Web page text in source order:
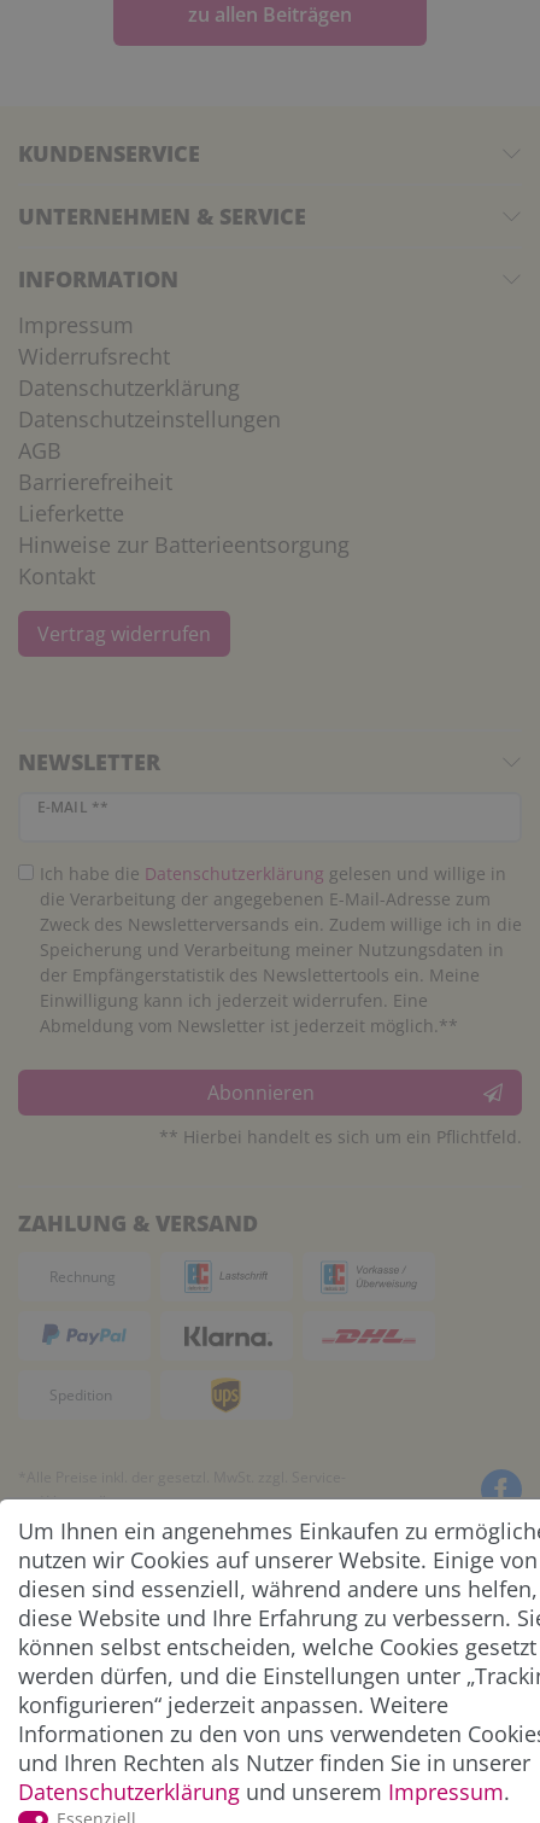
zu allen Beiträgen
KUNDENSERVICE
UNTERNEHMEN & SERVICE
INFORMATION
Impressum
Widerrufsrecht
Datenschutzerklärung
Datenschutzeinstellungen
AGB
Barrierefreiheit
Lieferkette
Hinweise zur Batterieentsorgung
Kontakt
Vertrag widerrufen
NEWSLETTER
E-MAIL **
Newsletter Honig
Ich habe die Daten­schutz­erklärung gelesen und willige in
die Verarbeitung der angegebenen E-Mail-Adresse zum
Zweck des Newsletterversands ein. Zudem willige ich in die
Speicherung und Verarbeitung meiner Nutzungsdaten in
der Empfängerstatistik des Newslettertools ein. Meine
Einwilligung kann ich jederzeit widerrufen. Eine
Abmeldung vom Newsletter ist jederzeit möglich.**
Abonnieren
** Hierbei handelt es sich um ein Pflichtfeld.
ZAHLUNG & VERSAND
und Versandkosten
Um Ihnen ein angenehmes Einkaufen zu
nutzen wir Cookies auf unserer Website. Einige von
diesen sind essenziell, während andere uns helfen,
diese Website und Ihre Erfahrung zu verbessern.
können selbst entscheiden, welche Cookies gesetzt
werden dürfen, und die Einstellungen unter
konfigurieren“ jederzeit anpassen. Weitere
Informationen zu den von uns verwendeten
und Ihren Rechten als Nutzer finden Sie in unserer
Daten­schutz­erklärung und unserem Impressum.
© Copyright 2026 Alle Rechte vorbehalten. |webshop by